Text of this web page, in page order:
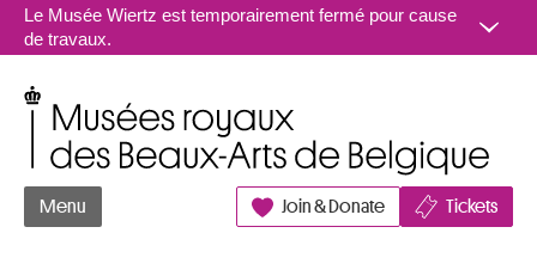
Aller au contenu
Le Musée Wiertz est temporairement fermé pour cause
de travaux.
Menu Join & Donate Tickets